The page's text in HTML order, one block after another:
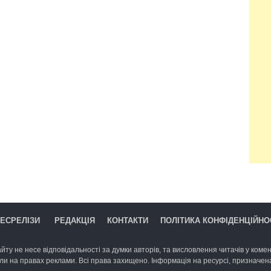
РЕДАКЦІЯ КОНТАКТИ ПОЛІТИКА
не несе відповідальності за думки авторів, та висловлення читачів у
на правах реклами. Всі права захищено. Інформація на ресурсі,